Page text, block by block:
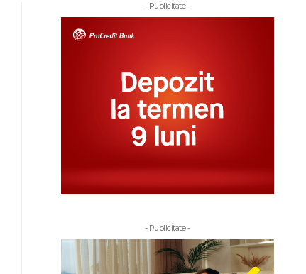
- Publicitate -
- Publicitate -